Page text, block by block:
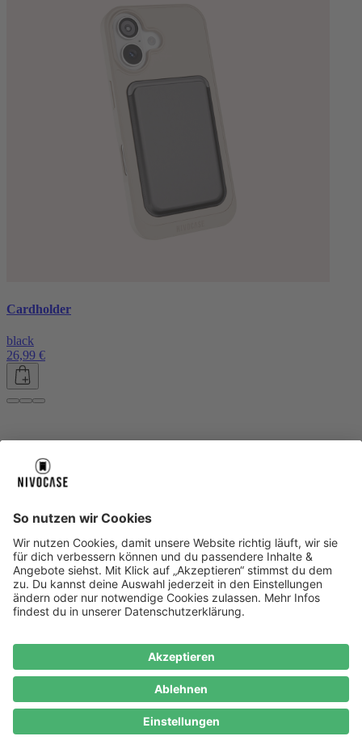
Cardholder
black
26,99 €
About NIVOCASE
Geschäftskunden
Zahlungsarten Versandinfos Alle Hilfe-Themen
Zufriedenheitsgarantie
Service
Service
AGB VERTRAG WIDERRUFEN Datenschutz
Ombudsmann
Barrierefreiheit Lieferantenkodex Bestell-Prozess
Samsung Handyhüllen
Handyhüllen Handyketten
Cookie Consent
* Preisangaben inkl. Mwst. und zzgl.Versandkosten